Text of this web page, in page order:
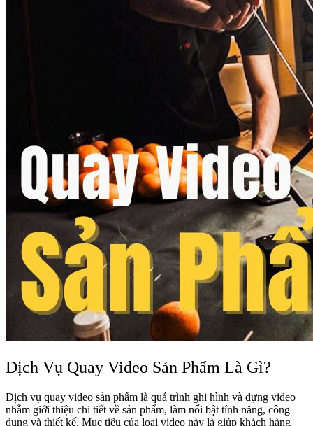
Dịch Vụ Quay Video Sản Phẩm Là Gì?
Dịch vụ quay video sản phẩm là quá trình ghi hình và dựng video
nhằm giới thiệu chi tiết về sản phẩm, làm nổi bật tính năng, công
dụng và thiết kế. Mục tiêu của loại video này là giúp khách hàng